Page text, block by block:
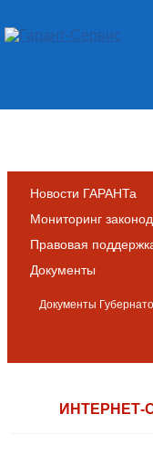
Новости ГАРАНТа
Мониторинг
Правовая
Документы
Документы